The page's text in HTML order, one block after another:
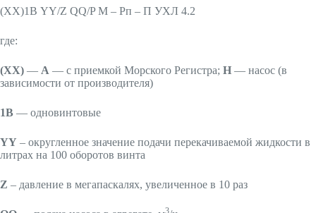
(XX)1В YY/Z QQ/P М – Рп – П УХЛ 4.2
где:
(XX) — А — с приемкой Морского Регистра; Н — насос (в
зависимости от производителя)
1В — одновинтовые
YY – округленное значение подачи перекачиваемой жидкости в
литрах на 100 оборотов винта
Z – давление в мегапаскалях, увеличенное в 10 раз
3